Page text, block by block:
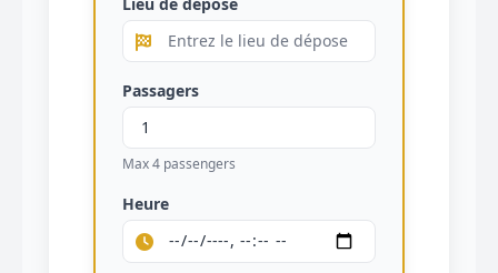
Passagers
Max 4 passengers
Heure